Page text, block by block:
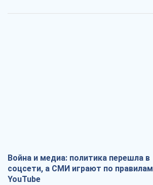
Война и медиа: политика перешла в
соцсети, а СМИ играют по правилам
YouTube